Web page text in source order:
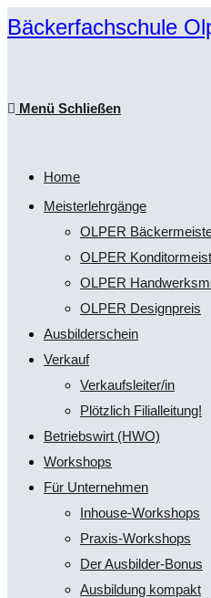
Zum
Bäckerfachschule
Menü Schließen
Home
Meisterlehrgänge
OLPER
OLPER
OLPER
OLPER Designpreis
Ausbilderschein
Verkauf
Verkaufsleiter/in
Plötzlich Filialleitung!
Betriebswirt (HWO)
Workshops
Für Unternehmen
Inhouse-Workshops
Praxis-Workshops
Der Ausbilder-Bonus
Ausbildung kompakt